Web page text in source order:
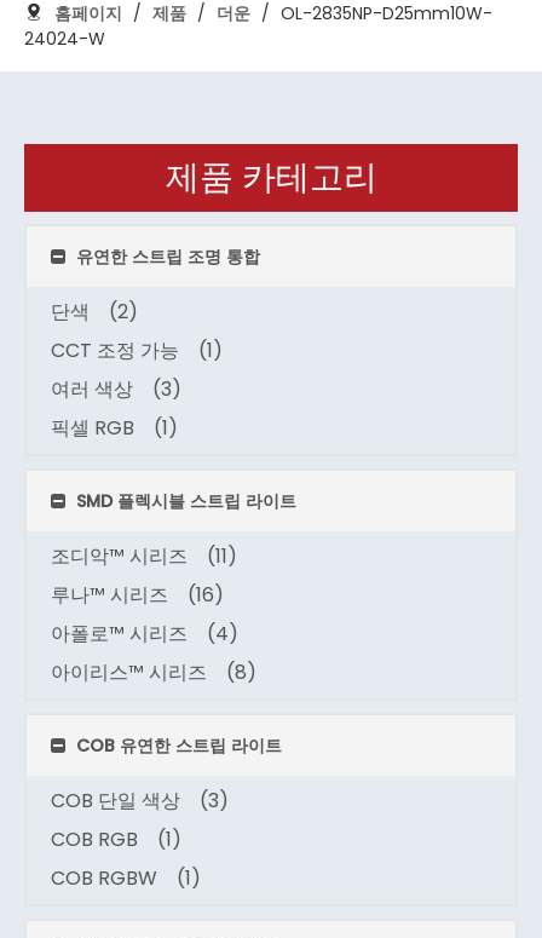
홈페이지 / 제품 / 더운 / OL-2835NP-D25mm10W-
24024-W
제품 카테고리
유연한 스트립 조명 통합
단색
(2)
CCT 조정 가능
(1)
여러 색상
(3)
픽셀 RGB
(1)
SMD 플렉시블 스트립 라이트
조디악™ 시리즈
(11)
루나™ 시리즈
(16)
아폴로™ 시리즈
(4)
아이리스™ 시리즈
(8)
COB 유연한 스트립 라이트
COB 단일 색상
(3)
COB RGB
(1)
COB RGBW
(1)